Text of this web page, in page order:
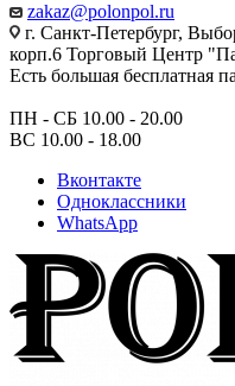
zakaz@polonpol.ru
г. Санкт-Петербург,
корп.6 Торговый Центр
Есть большая бесплатная
ПН - СБ 10.00 - 20.00
ВС 10.00 - 18.00
Вконтакте
Одноклассники
WhatsApp